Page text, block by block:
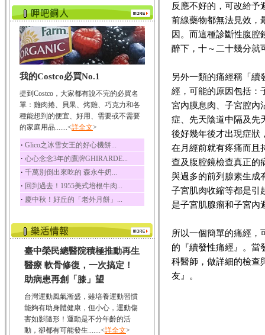
酸、迷迭香酸、植物...
咖啡
咖啡中的咖啡因會刺激
中樞神經系統，特別...
椰子
椰子含有糖類、脂肪、
荔枝
荔枝性質溫和所含的營
養素有醣類、檸檬酸...
五味子
五味子性質溫熱所含營
養成分有揮發油、檸...
草魚
草魚含有維生素A、維生
素C、及豐富的蛋白...
我的Costco必買No.1
提到Costco，大家都有說不完的必買名
單：雞肉捲、貝果、烤雞、巧克力和各
種能想到的便宜、好用、需要或不需要
的家庭用品.......<詳全文>
‧ Glico之冰雪女王的好心機餅...
‧ 心心念念3年的鷹牌GHIRARDE...
‧ 千萬別倒出來吃的 森永牛奶...
‧ 回到過去！1955美式培根牛肉...
‧ 慶中秋！好丘的「老外月餅」...
臺中榮民總醫院積極推動再生
醫療 軟骨修復，一次搞定！
助病患再創「膝」望
台灣運動風氣漸盛，雖培養運動習慣
能夠有助身體健康，但小心，運動傷
害如影隨形！運動是不分年齡的活
動，卻都有可能發生.......<詳全文>
反應不好的，可改給予
前線藥物都無法見效，
因。而這種診斷性腹腔
醉下，十～二十幾分就
另外一類的痛經稱「續
經，可能的原因包括：
宮內膜息肉、子宮腔內
症、先天陰道中隔及先
後好幾年後才出現症狀
在月經前就有疼痛而且
查及腹腔鏡檢查真正的
與過多的前列腺素生成
子宮肌肉收縮等都是引
是子宮肌腺瘤和子宮內
所以一個簡單的痛經，
的『續發性痛經』。當
科醫師，做詳細的檢查
友』。